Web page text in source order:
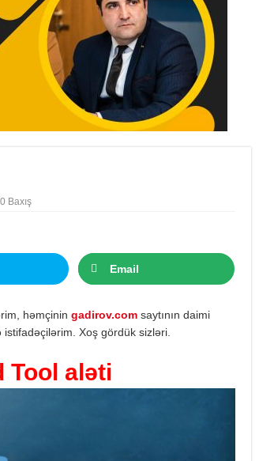
0 Baxış
Email
həmçinin gadirov.comsaytının daimi
Xoş gördük sizləri.
Tool aləti